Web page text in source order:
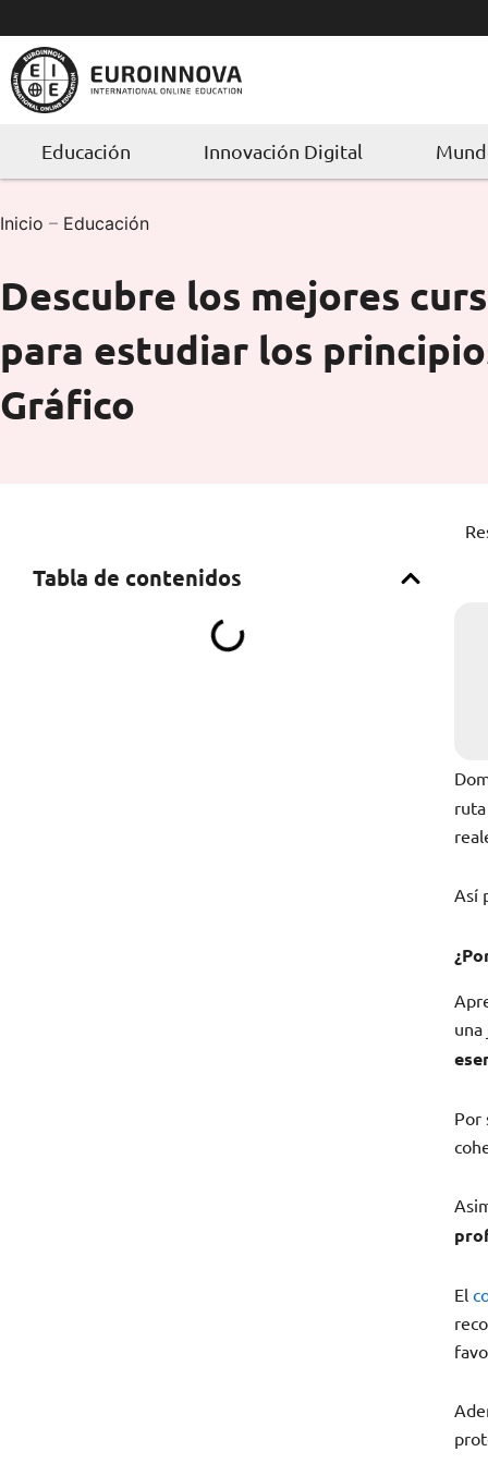
al
contenido
Educación Innovación Digital
Inicio – Educación
Descubre los mejores
para estudiar los
Gráfico
Tabla de contenidos
Así
Por
El